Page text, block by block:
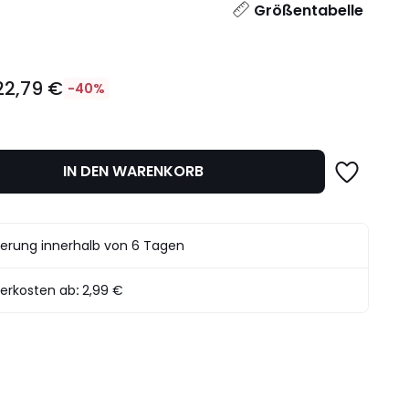
Größentabelle
€ -40%
IN DEN WARENKORB
innerhalb von 6 Tagen
ab:2,99 €